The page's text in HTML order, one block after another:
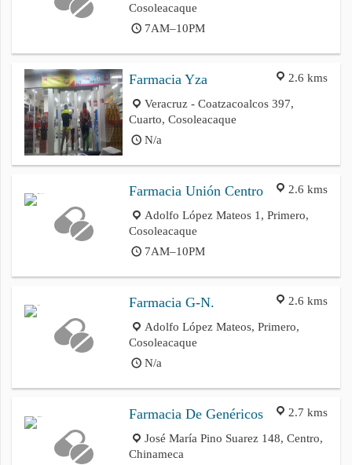
Cosoleacaque
7AM–10PM
2.6 kms
Farmacia Yza
Veracruz - Coatzacoalcos 397,
Cuarto, Cosoleacaque
N/a
2.6 kms
Farmacia Unión Centro
Adolfo López Mateos 1, Primero,
Cosoleacaque
7AM–10PM
2.6 kms
Farmacia G-N.
Adolfo López Mateos, Primero,
Cosoleacaque
N/a
2.7 kms
Farmacia De Genéricos
José María Pino Suarez 148, Centro,
Chinameca